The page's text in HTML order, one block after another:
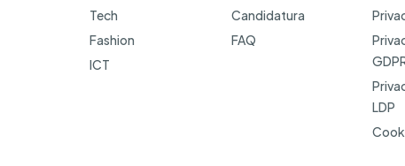
Tech
Fashion
ICT
Candidatura
FAQ
LDP